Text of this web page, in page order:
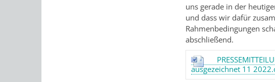
uns gerade in der
und dass wir dafür
Rahmenbedingungen
abschließend.
ausgezeichnet 11